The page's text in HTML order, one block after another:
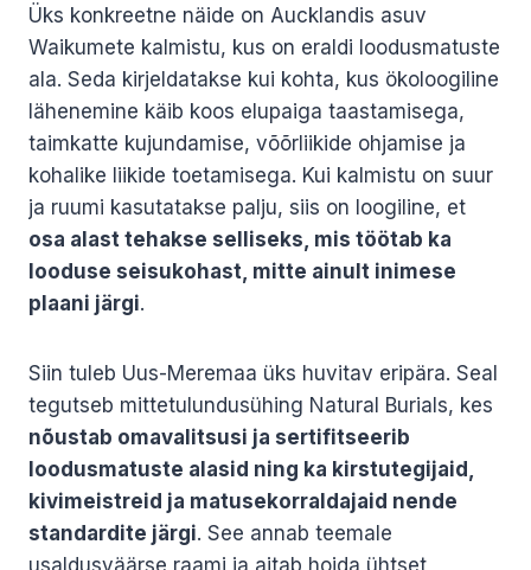
Üks konkreetne näide on Aucklandis asuv
Waikumete kalmistu, kus on eraldi loodusmatuste
ala. Seda kirjeldatakse kui kohta, kus ökoloogiline
lähenemine käib koos elupaiga taastamisega,
taimkatte kujundamise, võõrliikide ohjamise ja
kohalike liikide toetamisega. Kui kalmistu on suur
ja ruumi kasutatakse palju, siis on loogiline, et
osa alast tehakse selliseks, mis töötab ka
looduse seisukohast, mitte ainult inimese
plaani järgi.
Siin tuleb Uus-Meremaa üks huvitav eripära. Seal
tegutseb mittetulundusühing Natural Burials, kes
nõustab omavalitsusi ja sertifitseerib
loodusmatuste alasid ning ka kirstutegijaid,
kivimeistreid ja matusekorraldajaid nende
standardite järgi. See annab teemale